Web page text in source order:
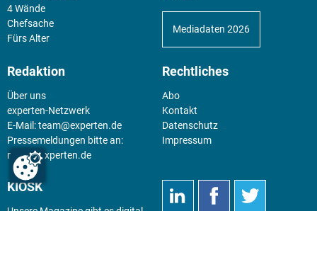
4 Wände
Chefsache
Fürs Alter
Mediadaten 2026
Redaktion
Über uns
experten-Netzwerk
E-Mail:team@experten.de
Pressemeldungen bitte an:
news@experten.de
Rechtliches
Abo
Kontakt
Datenschutz
Impressum
KIOSK
Unsere Magazine gibt es digital